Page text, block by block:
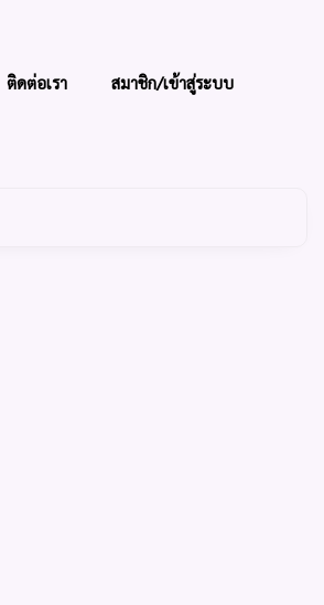
ติดต่อเรา สมาชิก/เข้าสู่ระบบ